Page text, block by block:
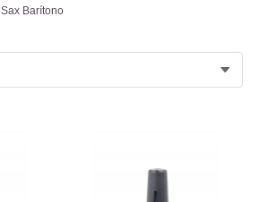
Sax Barítono